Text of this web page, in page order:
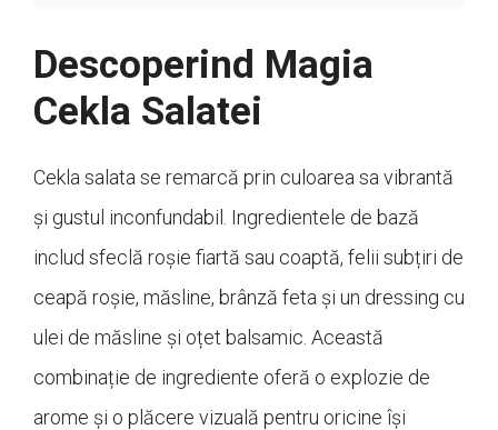
Descoperind Magia
Cekla Salatei
Cekla salata se remarcă prin culoarea sa vibrantă
și gustul inconfundabil. Ingredientele de bază
includ sfeclă roșie fiartă sau coaptă, felii subțiri de
ceapă roșie, măsline, brânză feta și un dressing cu
ulei de măsline și oțet balsamic. Această
combinație de ingrediente oferă o explozie de
arome și o plăcere vizuală pentru oricine își